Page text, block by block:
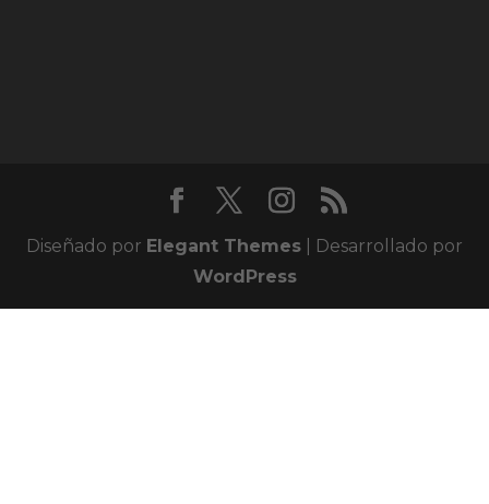
Diseñado por Elegant Themes | Desarrollado por
WordPress